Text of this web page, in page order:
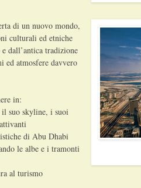
di un nuovo mondo,
culturali ed etniche
dall’antica tradizione
ed atmosfere davvero
in:
suo skyline, i suoi
di Abu Dhabi
le albe e i tramonti
al turismo